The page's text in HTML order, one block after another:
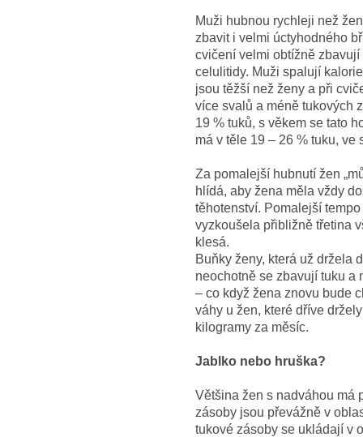
Muži hubnou rychleji než
zbavit i velmi úctyhodného
cvičení velmi obtížně
celulitidy. Muži spalují
jsou těžší než ženy a při
více svalů a méně tukových
19 % tuků, s věkem se tato
má v těle 19 – 26 % tuku, ve
Za pomalejší hubnutí žen
hlídá, aby žena měla vždy
těhotenství. Pomalejší
vyzkoušela přibližně třetina
klesá.
Buňky ženy, která už držela
neochotně se zbavují tuku a
– co když žena znovu bude
váhy u žen, které dříve
kilogramy za měsíc.
Jablko nebo hruška?
Většina žen s nadváhou má
zásoby jsou převážně v
tukové zásoby se ukládají v